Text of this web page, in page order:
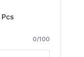
Pcs
0/100